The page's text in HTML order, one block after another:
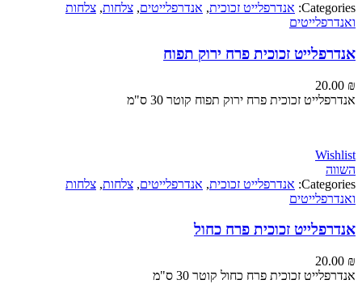
אנדרפלייט זכוכית ,אנדרפלייטים,צלחות ,צלחות
זכוכית פרח ירוק תפוח
זכוכית פרח ירוק תפוח קוטר 30 ס"מ
אנדרפלייט זכוכית ,אנדרפלייטים,צלחות ,צלחות
זכוכית פרח כחול
זכוכית פרח כחול קוטר 30 ס"מ